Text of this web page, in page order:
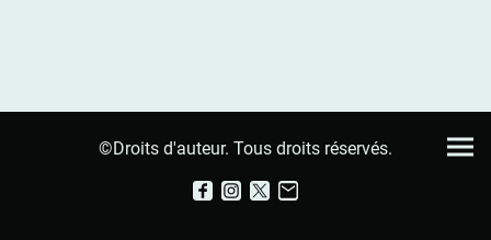
©Droits d'auteur. Tous droits réservés.